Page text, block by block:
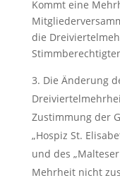
Kommt eine
die
Die Änderung
Zustimmung der
„Hospiz St.
und des
Mehrheit nicht